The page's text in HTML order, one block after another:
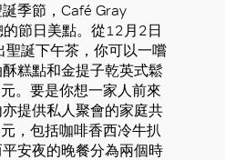
季節，Café Gray
節日美點。從12月2日
誕下午茶，你可以一嚐
糕點和金提子乾英式鬆
。要是你想一家人前來
提供私人聚會的家庭共
，包括咖啡香西冷牛扒
安夜的晚餐分為兩個時